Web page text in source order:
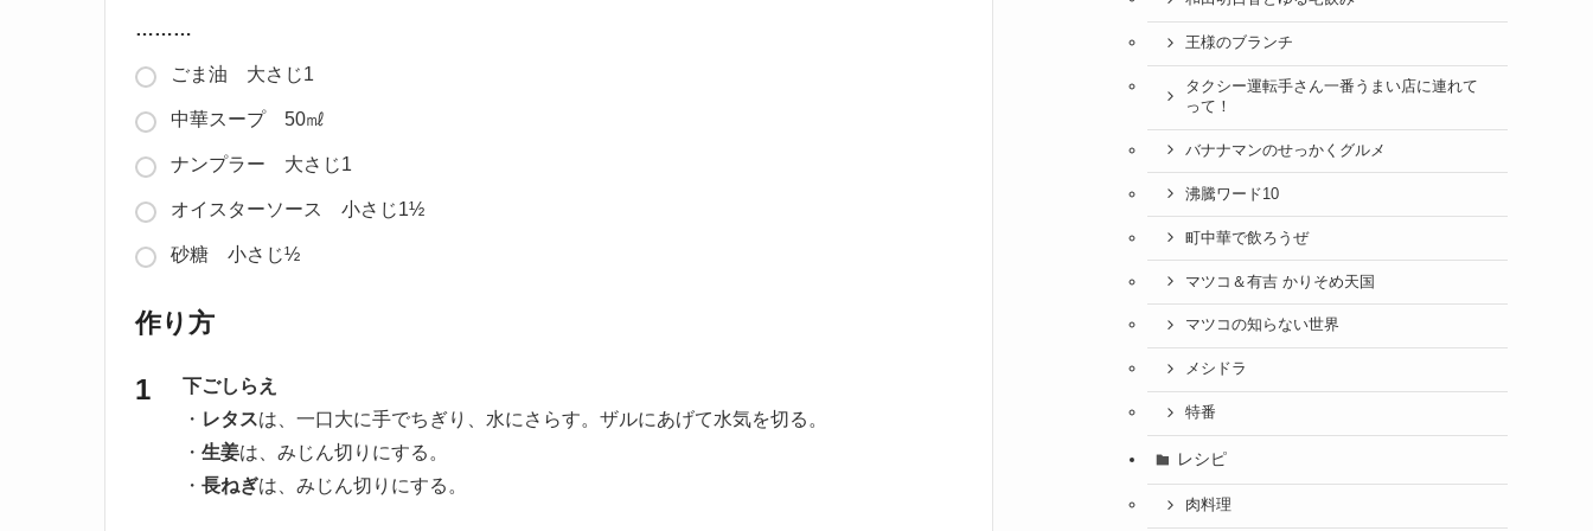
………
ごま油 大さじ1
中華スープ 50㎖
ナンプラー 大さじ1
オイスターソース 小さじ1½
砂糖 小さじ½
作り方
下ごしらえ
・ レタスは、一口大に手でちぎり、水にさらす。ザルにあげて水気を切る。
・ 生姜は、みじん切りにする。
・ 長ねぎは、みじん切りにする。
王様のブランチ
タクシー運転手さん一番うまい店に連れて
って！
バナナマンのせっかくグルメ
沸騰ワード10
町中華で飲ろうぜ
マツコ＆有吉 かりそめ天国
マツコの知らない世界
メシドラ
特番
レシピ
肉料理